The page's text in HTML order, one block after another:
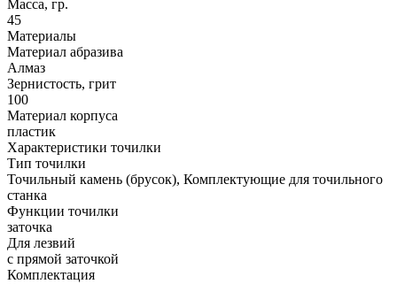
Масса, гр.
45
Материалы
Материал абразива
Алмаз
Зернистость, грит
100
Материал корпуса
пластик
Характеристики точилки
Тип точилки
Точильный камень (брусок), Комплектующие для точильного
станка
Функции точилки
заточка
Для лезвий
с прямой заточкой
Комплектация